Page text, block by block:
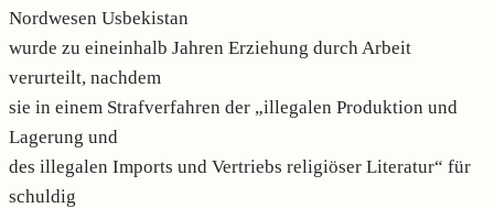
Nordwesen Usbekistan
wurde zu eineinhalb Jahren Erziehung durch Arbeit
verurteilt, nachdem
sie in einem Strafverfahren der „illegalen Produktion und
Lagerung und
des illegalen Imports und Vertriebs religiöser Literatur“ für
schuldig